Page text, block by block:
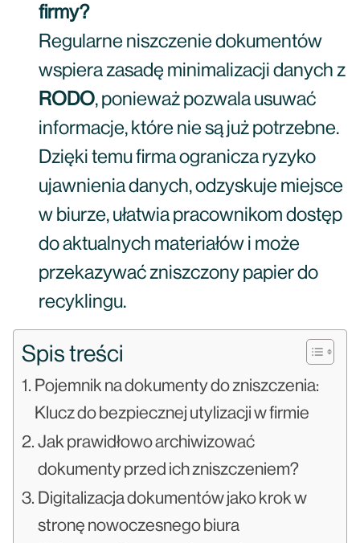
firmy?
Regularne niszczenie dokumentów
wspiera zasadę minimalizacji danych z
RODO, ponieważ pozwala usuwać
informacje, które nie są już potrzebne.
Dzięki temu firma ogranicza ryzyko
ujawnienia danych, odzyskuje miejsce
w biurze, ułatwia pracownikom dostęp
do aktualnych materiałów i może
przekazywać zniszczony papier do
recyklingu.
Spis treści
Pojemnik na dokumenty do zniszczenia:
Klucz do bezpiecznej utylizacji w firmie
Jak prawidłowo archiwizować
dokumenty przed ich zniszczeniem?
Digitalizacja dokumentów jako krok w
stronę nowoczesnego biura